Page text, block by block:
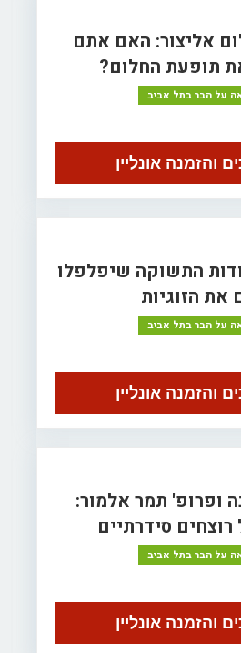
אליצור: האם אתם
תופעת החלום?
על הבר בתל אביב
והזמנה אונליין
התשוקה שיפלפלו
את הזוגיות
על הבר בתל אביב
והזמנה אונליין
ופרופ' תמר אלמור:
סידרתיים
על הבר בתל אביב
והזמנה אונליין